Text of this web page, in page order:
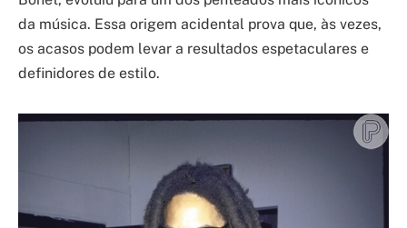
da música. Essa origem acidental prova que, às vezes,
os acasos podem levar a resultados espetaculares e
definidores de estilo.